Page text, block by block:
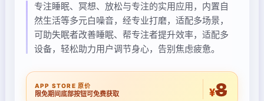
专注睡眠、冥想、放松与专注的实用应用，内置自
然生活等多元白噪音，经专业打磨，适配多场景，
可助失眠者改善睡眠、帮专注者提升效率，适配多
设备，轻松助力用户调节身心，告别焦虑疲惫。
APP STORE 原价
限免期间底部按钮可免费获取 ¥8